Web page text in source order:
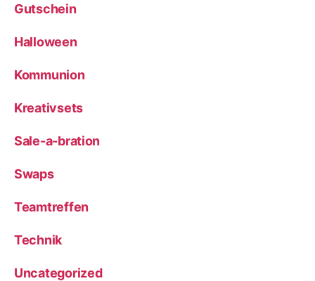
Gutschein
Halloween
Kommunion
Kreativsets
Sale-a-bration
Swaps
Teamtreffen
Technik
Uncategorized